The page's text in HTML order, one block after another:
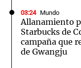
03:24 Mundo
Allanamiento
Starbucks de
campaña que
de Gwangju